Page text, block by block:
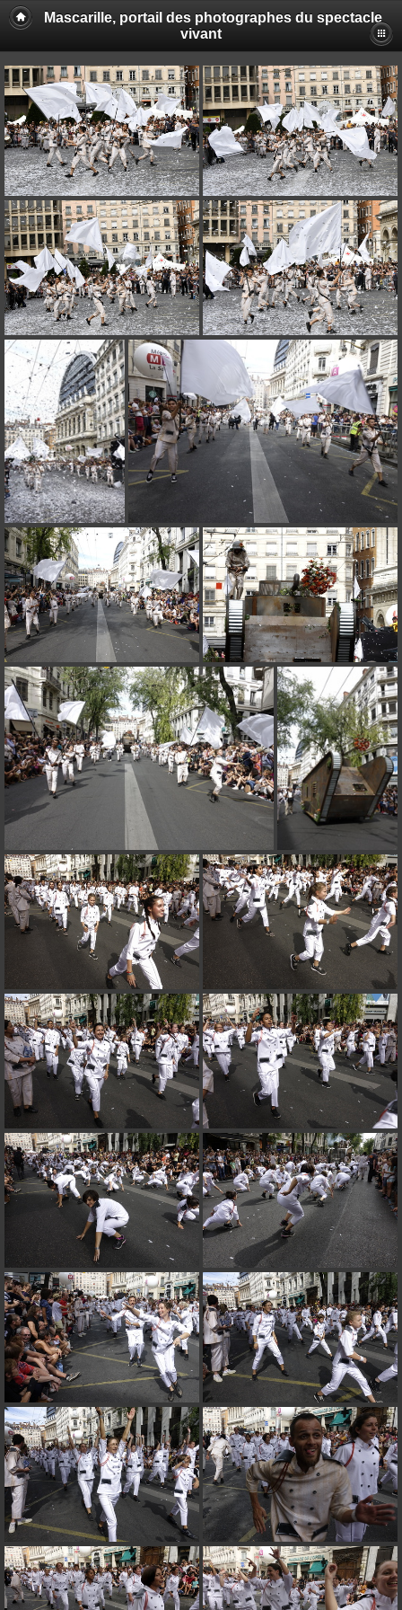
Mascarille, portail des photographes du spectacle
vivant